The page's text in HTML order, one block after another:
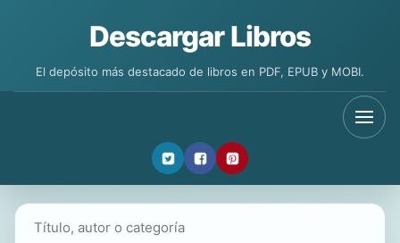
Descargar Libros
El depósito más destacado de libros en PDF, EPUB y MOBI.